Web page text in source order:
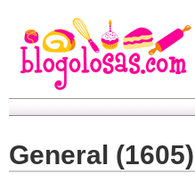
General (1605)